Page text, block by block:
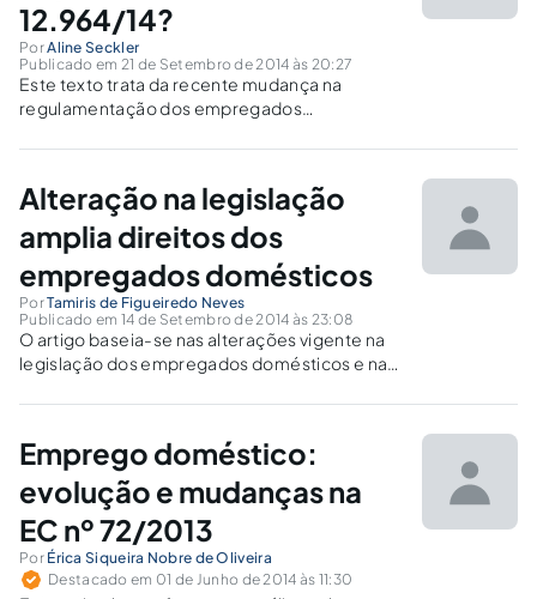
12.964/14?
PorAline Seckler
Publicado em 21 de Setembro de 2014 às 20:27
Este texto trata da recente mudança na
regulamentação dos empregados
começou a vigorar no mês de agosto de 2014.
Alteração na legislação
amplia direitos dos
empregados domésticos
PorTamiris de Figueiredo Neves
Publicado em 14 de Setembro de 2014 às 23:08
O artigo baseia-se nas alterações vigente na
legislação dos empregados domésticos e nas
classe das empregadas domésticas
Emprego doméstico:
evolução e mudanças na
EC nº 72/2013
Por Érica Siqueira Nobre de Oliveira
Destacado em 01 de Junho de 2014 às 11:30